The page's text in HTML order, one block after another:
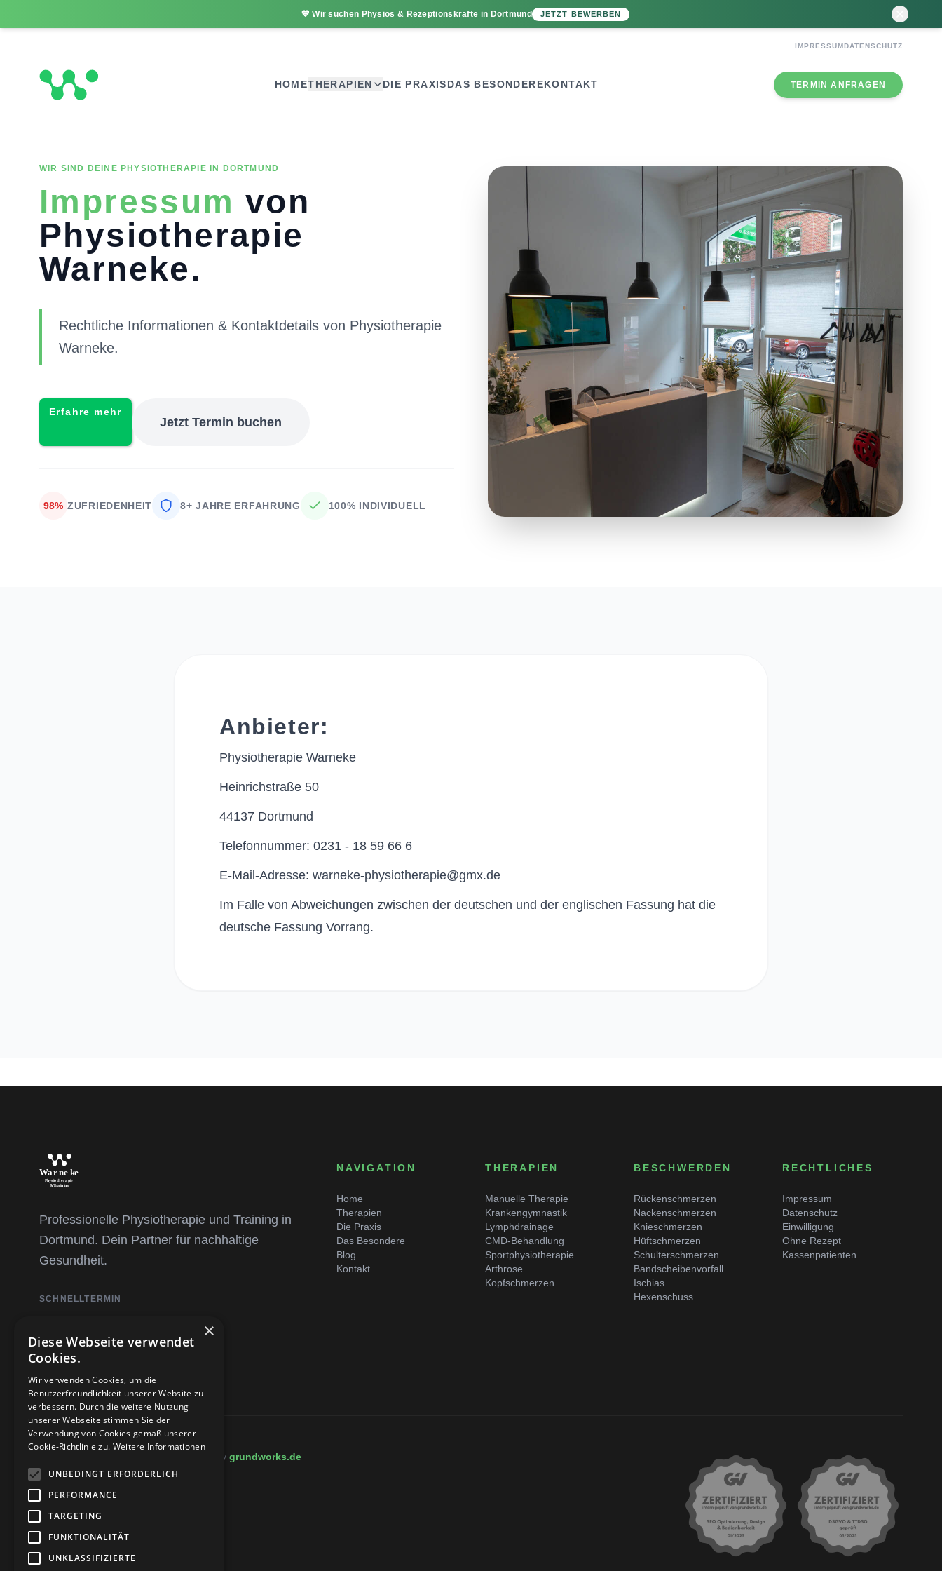
💙 Wir suchen Physios & Rezeptionskräfte in Dortmund JETZT BEWERBEN
IMPRESSUMDATENSCHUTZ
HOMETHERAPIEN DIE PRAXISDAS BESONDEREKONTAKT TERMIN ANFRAGEN
WIR SIND DEINE PHYSIOTHERAPIE IN DORTMUND
Impressum von
Physiotherapie
Warneke.
Rechtliche Informationen & Kontaktdetails von Physiotherapie
Warneke.
Erfahre mehr
Jetzt Termin buchen
98% ZUFRIEDENHEIT 8+ JAHRE ERFAHRUNG 100% INDIVIDUELL
Anbieter:
Physiotherapie Warneke
Heinrichstraße 50
44137 Dortmund
Telefonnummer: 0231 - 18 59 66 6
E-Mail-Adresse: warneke-physiotherapie@gmx.de
Im Falle von Abweichungen zwischen der deutschen und der englischen Fassung hat die
deutsche Fassung Vorrang.
Professionelle Physiotherapie und Training in
Dortmund. Dein Partner für nachhaltige
Gesundheit.
SCHNELLTERMIN
Jetzt Termin anfragen
NAVIGATION
Home
Therapien
Die Praxis
Das Besondere
Blog
Kontakt
THERAPIEN
Manuelle Therapie
Krankengymnastik
Lymphdrainage
CMD-Behandlung
Sportphysiotherapie
Arthrose
Kopfschmerzen
BESCHWERDEN
Rückenschmerzen
Nackenschmerzen
Knieschmerzen
Hüftschmerzen
Schulterschmerzen
Bandscheibenvorfall
Ischias
Hexenschuss
RECHTLICHES
Impressum
Datenschutz
Einwilligung
Ohne Rezept
Kassenpatienten
Warneke Physiotherapie. Made by grundworks.de
×
Diese Webseite verwendet
Cookies.
Wir verwenden Cookies, um die
Benutzerfreundlichkeit unserer Website zu
verbessern. Durch die weitere Nutzung
unserer Webseite stimmen Sie der
Verwendung von Cookies gemäß unserer
Cookie-Richtlinie zu. Weitere Informationen
UNBEDINGT ERFORDERLICH
PERFORMANCE
TARGETING
FUNKTIONALITÄT
UNKLASSIFIZIERTE